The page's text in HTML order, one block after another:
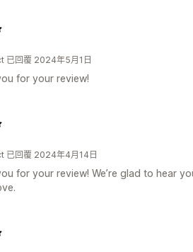
已回覆 2024年5月1日
for your review!
已回覆 2024年4月14日
for your review! We’re glad to hear